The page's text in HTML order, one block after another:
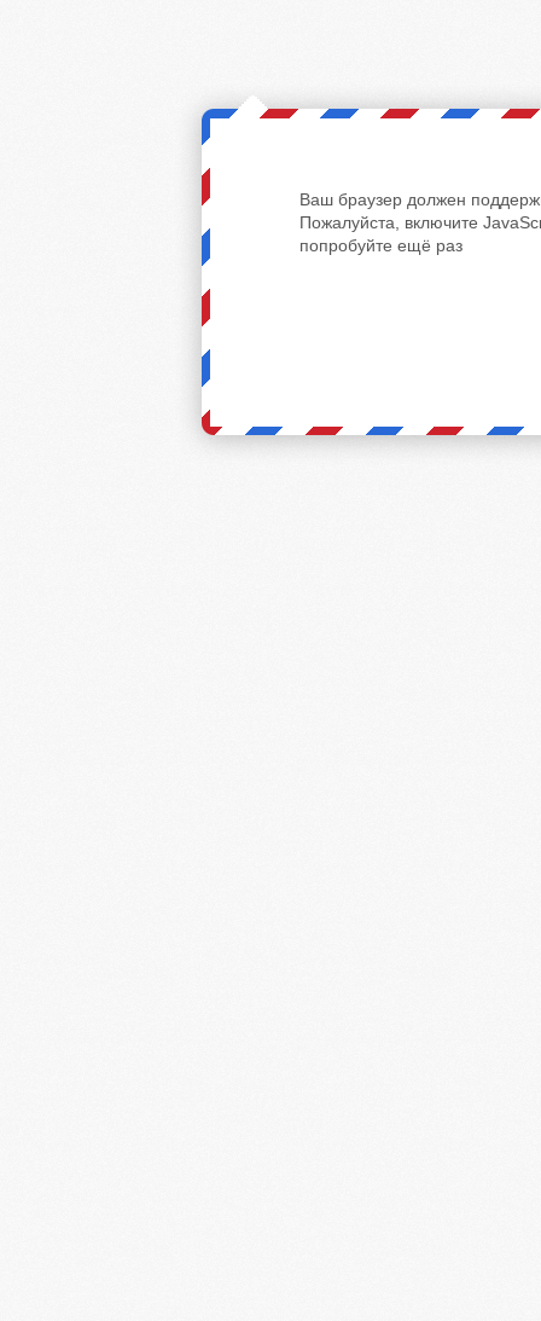
Ваш браузер должен
Пожалуйста, включите
попробуйте ещё раз